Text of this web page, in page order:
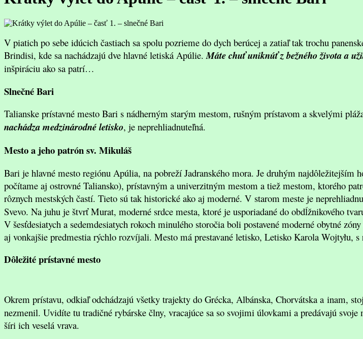
V piatich po sebe idúcich častiach sa spolu pozrieme do dych berúcej a zatiaľ tak trochu
Brindisi, kde sa nachádzajú dve hlavné letiská Apúlie. Máte chuť uniknúť z bežného života a
inšpiráciu ako sa patrí…
Slnečné Bari
Talianske prístavné mesto Bari s nádherným starým mestom, rušným prístavom a skvelými
nachádza medzinárodné letisko, je neprehliadnuteľná.
Mesto a jeho patrón sv. Mikuláš
Bari je hlavné mesto regiónu Apúlia, na pobreží Jadranského mora. Je druhým najdôležitejším
počítame aj ostrovné Taliansko), prístavným a univerzitným mestom a tiež mestom, ktorého
rôznych mestských častí. Tieto sú tak historické ako aj moderné. V starom meste je
Svevo. Na juhu je štvrť Murat, moderné srdce mesta, ktoré je usporiadané do obdĺžnikového
V šesťdesiatych a sedemdesiatych rokoch minulého storočia boli postavené moderné obytné
aj vonkajšie predmestia rýchlo rozvíjali. Mesto má prestavané letisko, Letisko Karola Wojtyłu,
Dôležité prístavné mesto
Okrem prístavu, odkiaľ odchádzajú všetky trajekty do Grécka, Albánska, Chorvátska a inam,
nezmenil. Uvidíte tu tradičné rybárske člny, vracajúce sa so svojimi úlovkami a predávajú
šíri ich veselá vrava.